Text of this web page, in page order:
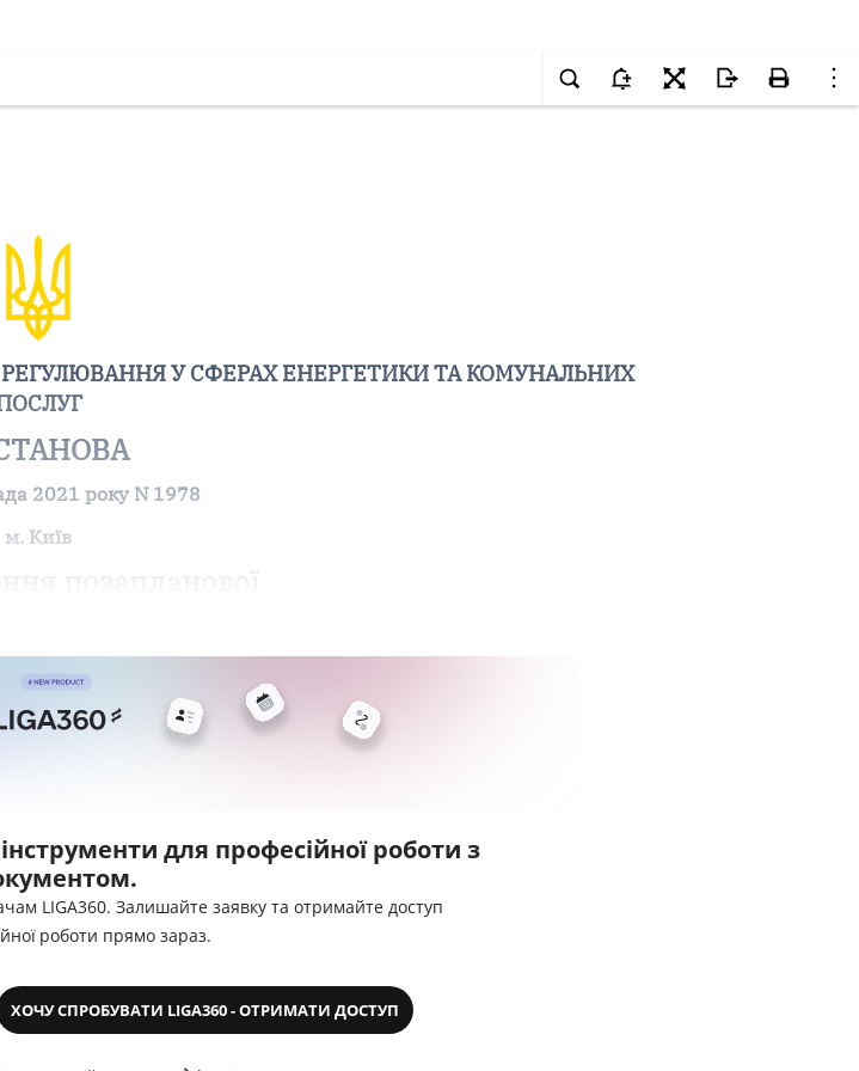
У СФЕРАХ ЕНЕРГЕТИКИ ТА КОМУНАЛЬНИХ
2021 року N 1978
м. Київ
для професійної роботи з
LIGA360. Залишайте заявку та отримайте доступ
роботи прямо зараз.
ХОЧУ СПРОБУВАТИ LIGA360 - ОТРИМАТИ ДОСТУП